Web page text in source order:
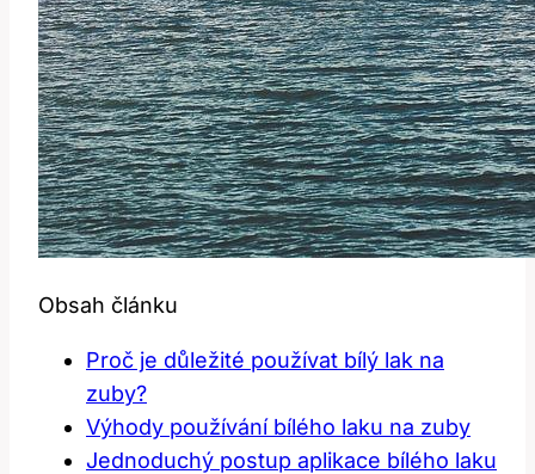
Obsah článku
Proč je důležité používat bílý lak na
zuby?
Výhody používání bílého laku na zuby
Jednoduchý postup aplikace bílého laku